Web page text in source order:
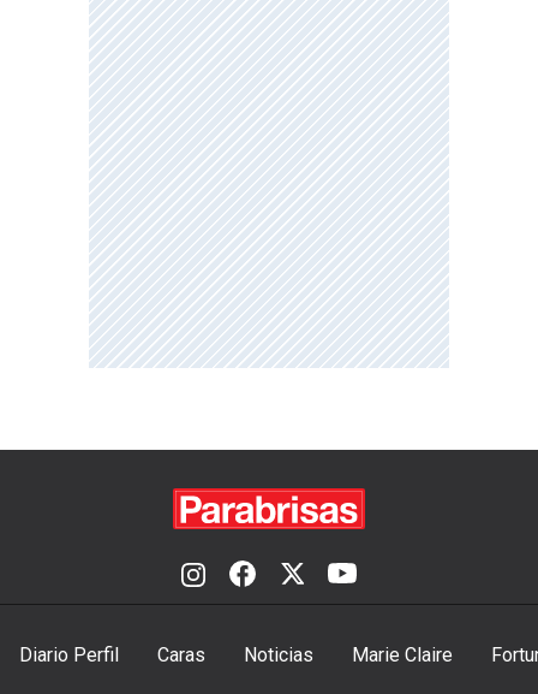
Diario Perfil Caras Noticias Marie Claire